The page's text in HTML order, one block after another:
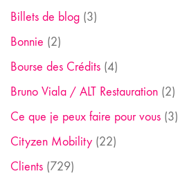
Billets de blog (3)
Bonnie (2)
Bourse des Crédits (4)
Bruno Viala / ALT Restauration (2)
Ce que je peux faire pour vous (3)
Cityzen Mobility (22)
Clients (729)